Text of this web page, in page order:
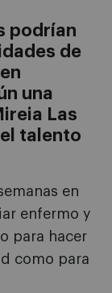
podrían
de
una
Las
talento
en
enfermo y
para hacer
como para